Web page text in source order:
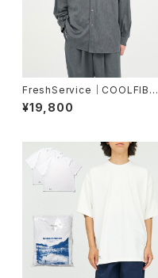
FreshService｜COOLFIBER
UTILITY REGULAR COLLAR
SHIRT
¥19,800